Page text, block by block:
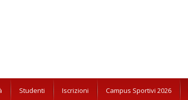
Studenti Iscrizioni Campus Sportivi 2026